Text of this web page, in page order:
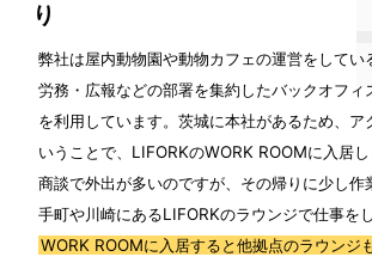
り
弊社は屋内動物園や動物カフェの運営をしてい
労務・広報などの部署を集約したバックオフィ
を利用しています。茨城に本社があるため、ア
いうことで、LIFORKのWORK ROOMに入居し
商談で外出が多いのですが、その帰りに少し作
手町や川崎にあるLIFORKのラウンジで仕事をし
WORK ROOMに入居すると他拠点のラウンジ